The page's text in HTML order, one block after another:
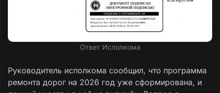
Ответ Исполкома
Руководитель исполкома сообщил, что программа
ремонта дорог на 2026 год уже сформирована, и